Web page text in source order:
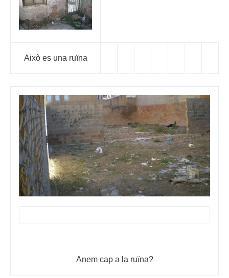
Això es una ruïna
Anem cap a la ruïna?